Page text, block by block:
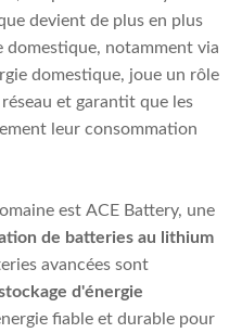
devient de plus en plus
domestique, notamment via
domestique, joue un rôle
et garantit que les
leur consommation
est ACE Battery, une
de batteries au lithium
avancées sont
d'énergie
fiable et durable pour